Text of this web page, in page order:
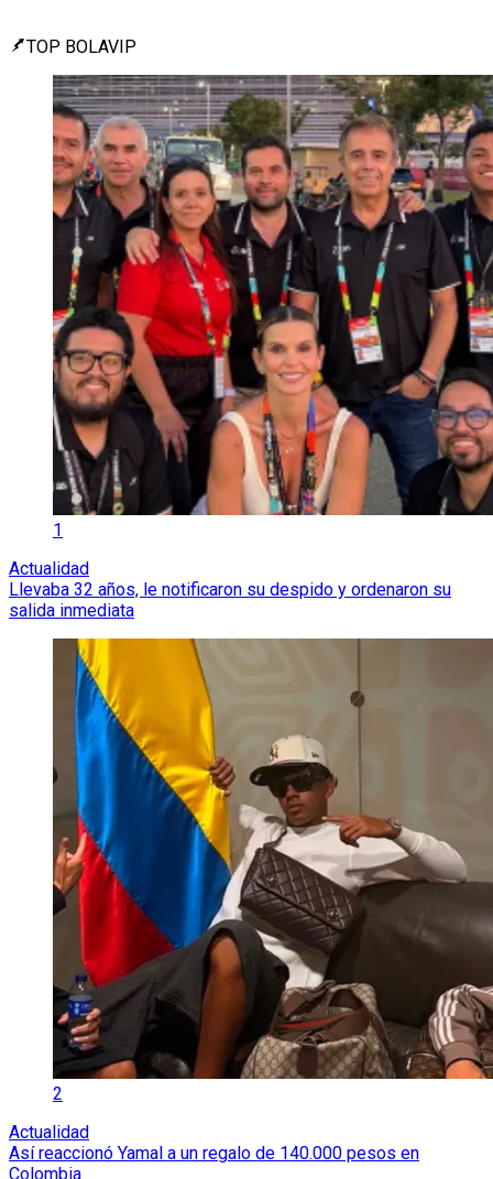
TOP BOLAVIP
1
Actualidad
Llevaba 32 años, le notificaron su despido y ordenaron su
salida inmediata
2
Actualidad
Así reaccionó Yamal a un regalo de 140.000 pesos en
Colombia